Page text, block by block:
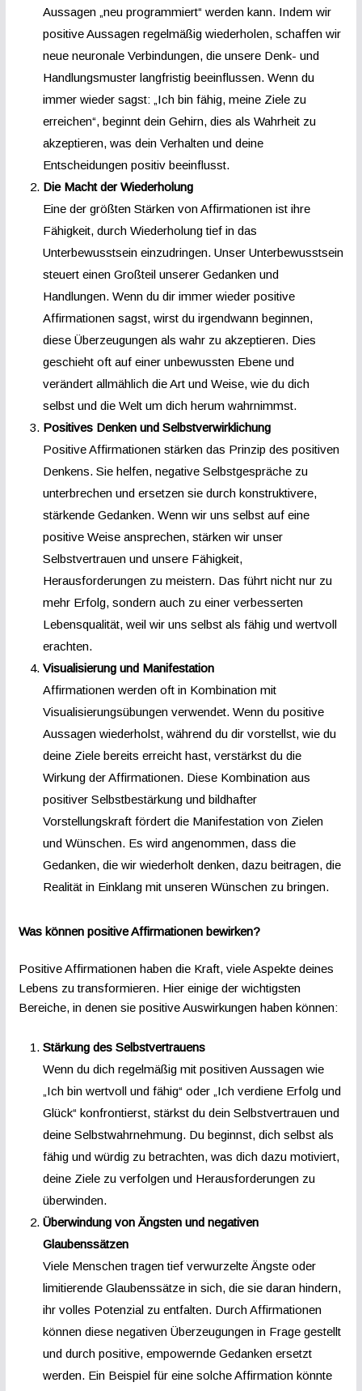
Aussagen „neu programmiert“ werden kann. Indem wir
positive Aussagen regelmäßig wiederholen, schaffen wir
neue neuronale Verbindungen, die unsere Denk- und
Handlungsmuster langfristig beeinflussen. Wenn du
immer wieder sagst: „Ich bin fähig, meine Ziele zu
erreichen“, beginnt dein Gehirn, dies als Wahrheit zu
akzeptieren, was dein Verhalten und deine
Entscheidungen positiv beeinflusst.
Die Macht der Wiederholung
Eine der größten Stärken von Affirmationen ist ihre
Fähigkeit, durch Wiederholung tief in das
Unterbewusstsein einzudringen. Unser Unterbewusstsein
steuert einen Großteil unserer Gedanken und
Handlungen. Wenn du dir immer wieder positive
Affirmationen sagst, wirst du irgendwann beginnen,
diese Überzeugungen als wahr zu akzeptieren. Dies
geschieht oft auf einer unbewussten Ebene und
verändert allmählich die Art und Weise, wie du dich
selbst und die Welt um dich herum wahrnimmst.
Positives Denken und Selbstverwirklichung
Positive Affirmationen stärken das Prinzip des positiven
Denkens. Sie helfen, negative Selbstgespräche zu
unterbrechen und ersetzen sie durch konstruktivere,
stärkende Gedanken. Wenn wir uns selbst auf eine
positive Weise ansprechen, stärken wir unser
Selbstvertrauen und unsere Fähigkeit,
Herausforderungen zu meistern. Das führt nicht nur zu
mehr Erfolg, sondern auch zu einer verbesserten
Lebensqualität, weil wir uns selbst als fähig und wertvoll
erachten.
Visualisierung und Manifestation
Affirmationen werden oft in Kombination mit
Visualisierungsübungen verwendet. Wenn du positive
Aussagen wiederholst, während du dir vorstellst, wie du
deine Ziele bereits erreicht hast, verstärkst du die
Wirkung der Affirmationen. Diese Kombination aus
positiver Selbstbestärkung und bildhafter
Vorstellungskraft fördert die Manifestation von Zielen
und Wünschen. Es wird angenommen, dass die
Gedanken, die wir wiederholt denken, dazu beitragen, die
Realität in Einklang mit unseren Wünschen zu bringen.
Was können positive Affirmationen bewirken?
Positive Affirmationen haben die Kraft, viele Aspekte deines
Lebens zu transformieren. Hier einige der wichtigsten
Bereiche, in denen sie positive Auswirkungen haben können:
Stärkung des Selbstvertrauens
Wenn du dich regelmäßig mit positiven Aussagen wie
„Ich bin wertvoll und fähig“ oder „Ich verdiene Erfolg und
Glück“ konfrontierst, stärkst du dein Selbstvertrauen und
deine Selbstwahrnehmung. Du beginnst, dich selbst als
fähig und würdig zu betrachten, was dich dazu motiviert,
deine Ziele zu verfolgen und Herausforderungen zu
überwinden.
Überwindung von Ängsten und negativen
Glaubenssätzen
Viele Menschen tragen tief verwurzelte Ängste oder
limitierende Glaubenssätze in sich, die sie daran hindern,
ihr volles Potenzial zu entfalten. Durch Affirmationen
können diese negativen Überzeugungen in Frage gestellt
und durch positive, empowernde Gedanken ersetzt
werden. Ein Beispiel für eine solche Affirmation könnte